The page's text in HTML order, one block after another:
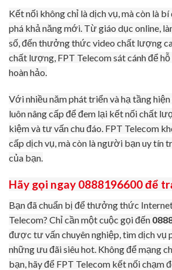
Kết nối không chỉ là dịch vụ, mà còn là
phá khả năng mới. Từ giáo dục online,
số, đến thưởng thức video chất lượng
chất lượng, FPT Telecom sát cánh để
hoàn hảo.
Với nhiều năm phát triển và hạ tầng
luôn nâng cấp để đem lại kết nối chất
kiệm và tư vấn chu đáo. FPT Telecom
cấp dịch vụ, mà còn là người bạn uy tín
của bạn.
Hãy gọi ngay 0888196600 để
Bạn đã chuẩn bị để thưởng thức
Telecom? Chỉ cần một cuộc gọi đến
được tư vấn chuyên nghiệp, tìm dịch vụ
những ưu đãi siêu hot. Không để mạng
bạn, hãy để FPT Telecom kết nối chạm